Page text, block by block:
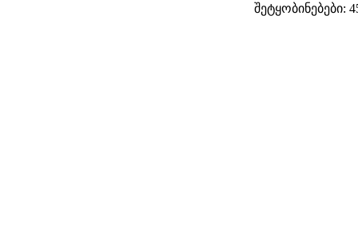
შეტყობინებები: